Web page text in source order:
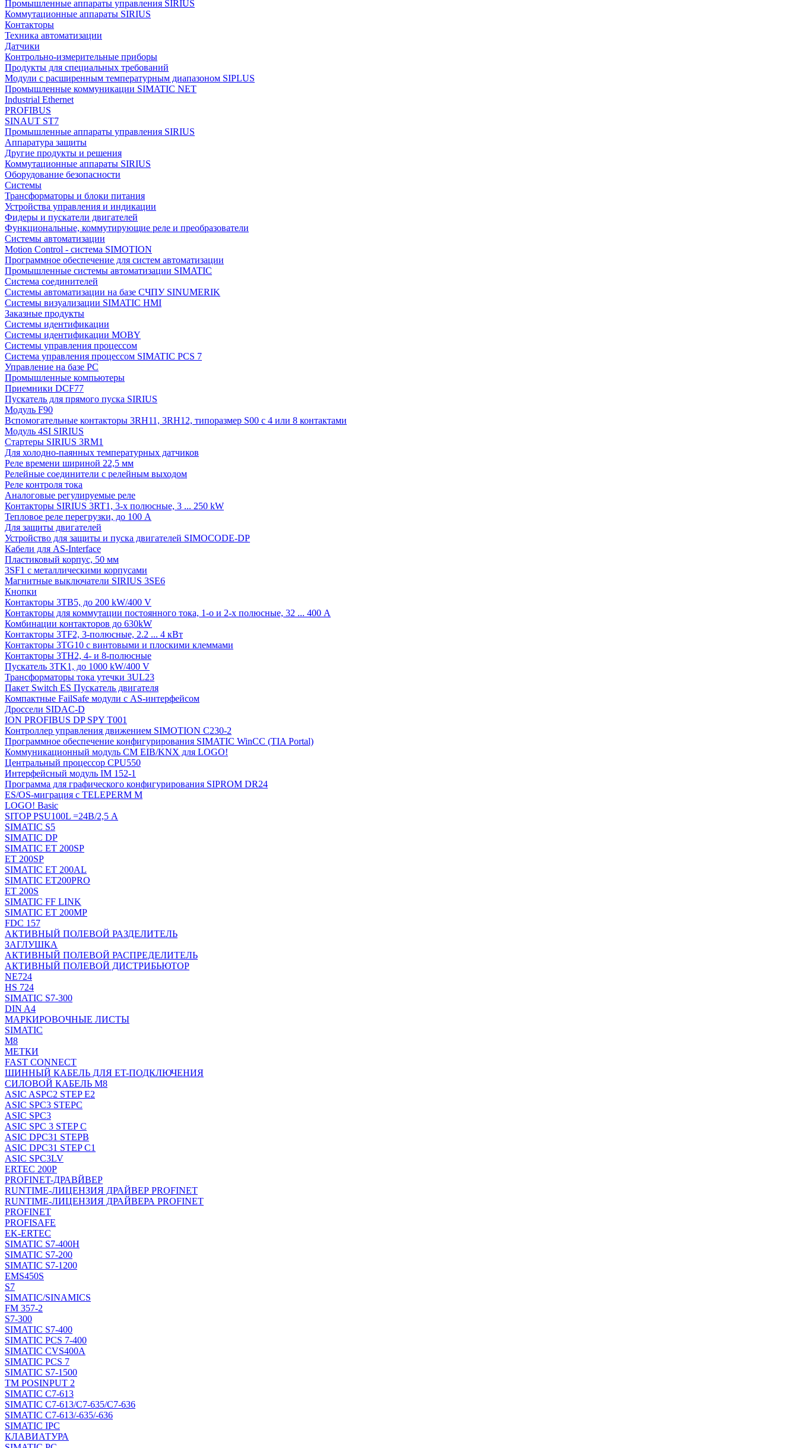
Промышленные аппараты управления SIRIUS
Коммутационные аппараты SIRIUS
Контакторы
Техника автоматизации
Датчики
Контрольно-измерительные приборы
Продукты для специальных требований
Модули с расширенным температурным диапазоном SIPLUS
Промышленные коммуникации SIMATIC NET
Industrial Ethernet
PROFIBUS
SINAUT ST7
Промышленные аппараты управления SIRIUS
Аппаратура защиты
Другие продукты и решения
Коммутационные аппараты SIRIUS
Оборудование безопасности
Системы
Трансформаторы и блоки питания
Устройства управления и индикации
Фидеры и пускатели двигателей
Функциональные, коммутирующие реле и преобразователи
Системы автоматизации
Motion Control - система SIMOTION
Программное обеспечение для систем автоматизации
Промышленные системы автоматизации SIMATIC
Система соединителей
Системы автоматизации на базе СЧПУ SINUMERIK
Системы визуализации SIMATIC HMI
Заказные продукты
Системы идентификации
Системы идентификации MOBY
Системы управления процессом
Система управления процессом SIMATIC PCS 7
Управление на базе РС
Промышленные компьютеры
Приемники DCF77
Пускатель для прямого пуска SIRIUS
Модуль F90
Вспомогательные контакторы 3RH11, 3RH12, типоразмер S00 с 4 или 8 контактами
Модуль 4SI SIRIUS
Стартеры SIRIUS 3RM1
Для холодно-паянных температурных датчиков
Реле времени шириной 22,5 мм
Релейные соединители с релейным выходом
Реле контроля тока
Аналоговые регулируемые реле
Контакторы SIRIUS 3RT1, 3-х полюсные, 3 ... 250 kW
Тепловое реле перегрузки, до 100 A
Для защиты двигателей
Устройство для защиты и пуска двигателей SIMOCODE-DP
Кабели для AS-Interface
Пластиковый корпус, 50 мм
3SF1 с металлическими корпусами
Магнитные выключатели SIRIUS 3SE6
Кнопки
Контакторы 3TB5, до 200 kW/400 V
Контакторы для коммутации постоянного тока, 1-о и 2-х полюсные, 32 ... 400 A
Комбинации контакторов до 630kW
Контакторы 3TF2, 3-полюсные, 2.2 ... 4 кВт
Контакторы 3TG10 c винтовыми и плоскими клеммами
Контакторы 3TH2, 4- и 8-полюсные
Пускатель 3TK1, до 1000 kW/400 V
Трансформаторы тока утечки 3UL23
Пакет Switch ES Пускатель двигателя
Компактные FailSafe модули с AS-интерфейсом
Дроссели SIDAC-D
ION PROFIBUS DP SPY T001
Контроллер управления движением SIMOTION C230-2
Программное обеспечение конфигурирования SIMATIC WinCC (TIA Portal)
Коммуникационный модуль CM EIB/KNX для LOGO!
Центральный процессор CPU550
Интерфейсный модуль IM 152-1
Программа для графического конфигурирования SIPROM DR24
ES/OS-миграция с TELEPERM M
LOGO! Basic
SITOP PSU100L =24В/2,5 A
SIMATIC S5
SIMATIC DP
SIMATIC ET 200SP
ET 200SP
SIMATIC ET 200AL
SIMATIC ET200PRO
ET 200S
SIMATIC FF LINK
SIMATIC ET 200MP
FDC 157
АКТИВНЫЙ ПОЛЕВОЙ РАЗДЕЛИТЕЛЬ
ЗАГЛУШКА
АКТИВНЫЙ ПОЛЕВОЙ РАСПРЕДЕЛИТЕЛЬ
АКТИВНЫЙ ПОЛЕВОЙ ДИСТРИБЬЮТОР
NE724
HS 724
SIMATIC S7-300
DIN A4
МАРКИРОВОЧНЫЕ ЛИСТЫ
SIMATIC
M8
МЕТКИ
FAST CONNECT
ШИННЫЙ КАБЕЛЬ ДЛЯ ET-ПОДКЛЮЧЕНИЯ
СИЛОВОЙ КАБЕЛЬ M8
ASIC ASPC2 STEP E2
ASIC SPC3 STEPC
ASIC SPC3
ASIC SPC 3 STEP C
ASIC DPC31 STEPB
ASIC DPC31 STEP C1
ASIC SPC3LV
ERTEC 200P
PROFINET-ДРАВЙВЕР
RUNTIME-ЛИЦЕНЗИЯ ДРАЙВЕР PROFINET
RUNTIME-ЛИЦЕНЗИЯ ДРАЙВЕРА PROFINET
PROFINET
PROFISAFE
EK-ERTEC
SIMATIC S7-400H
SIMATIC S7-200
SIMATIC S7-1200
EMS450S
S7
SIMATIC/SINAMICS
FM 357-2
S7-300
SIMATIC S7-400
SIMATIC PCS 7-400
SIMATIC CVS400A
SIMATIC PCS 7
SIMATIC S7-1500
TM POSINPUT 2
SIMATIC C7-613
SIMATIC C7-613/C7-635/C7-636
SIMATIC C7-613/-635/-636
SIMATIC IPC
КЛАВИАТУРА